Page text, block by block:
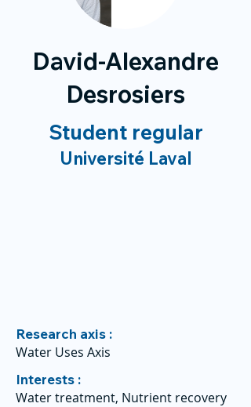
David-Alexandre
Desrosiers
Student regular
Université Laval
Research axis :
Water Uses Axis
Interests :
Water treatment, Nutrient recovery